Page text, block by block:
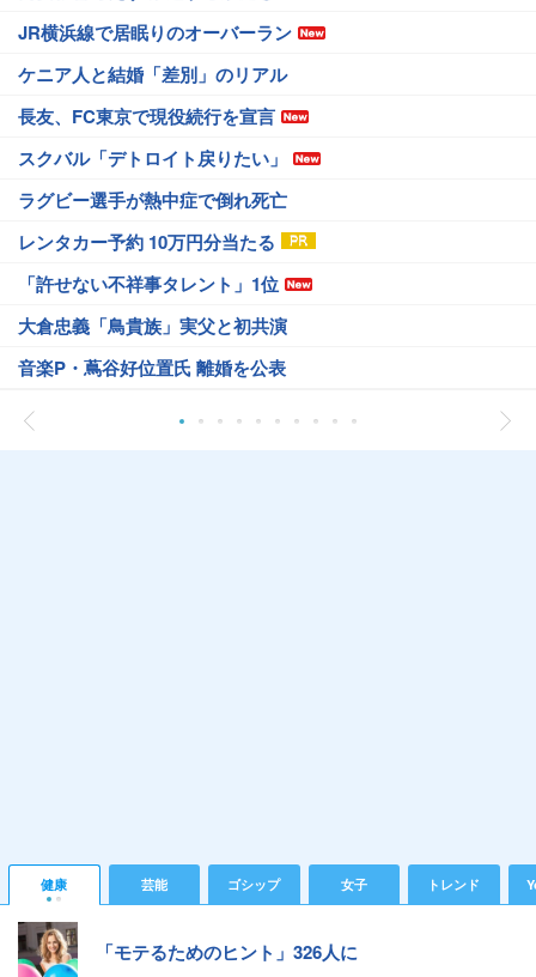
JR横浜線で居眠りのオーバーラン
ケニア人と結婚「差別」のリアル
長友、FC東京で現役続行を宣言
スクバル「デトロイト戻りたい」
ラグビー選手が熱中症で倒れ死亡
レンタカー予約 10万円分当たる
「許せない不祥事タレント」1位
大倉忠義「鳥貴族」実父と初共演
音楽P・蔦谷好位置氏 離婚を公表
健康 芸能 ゴシップ 女子 トレンド
「モテるためのヒント」326人に